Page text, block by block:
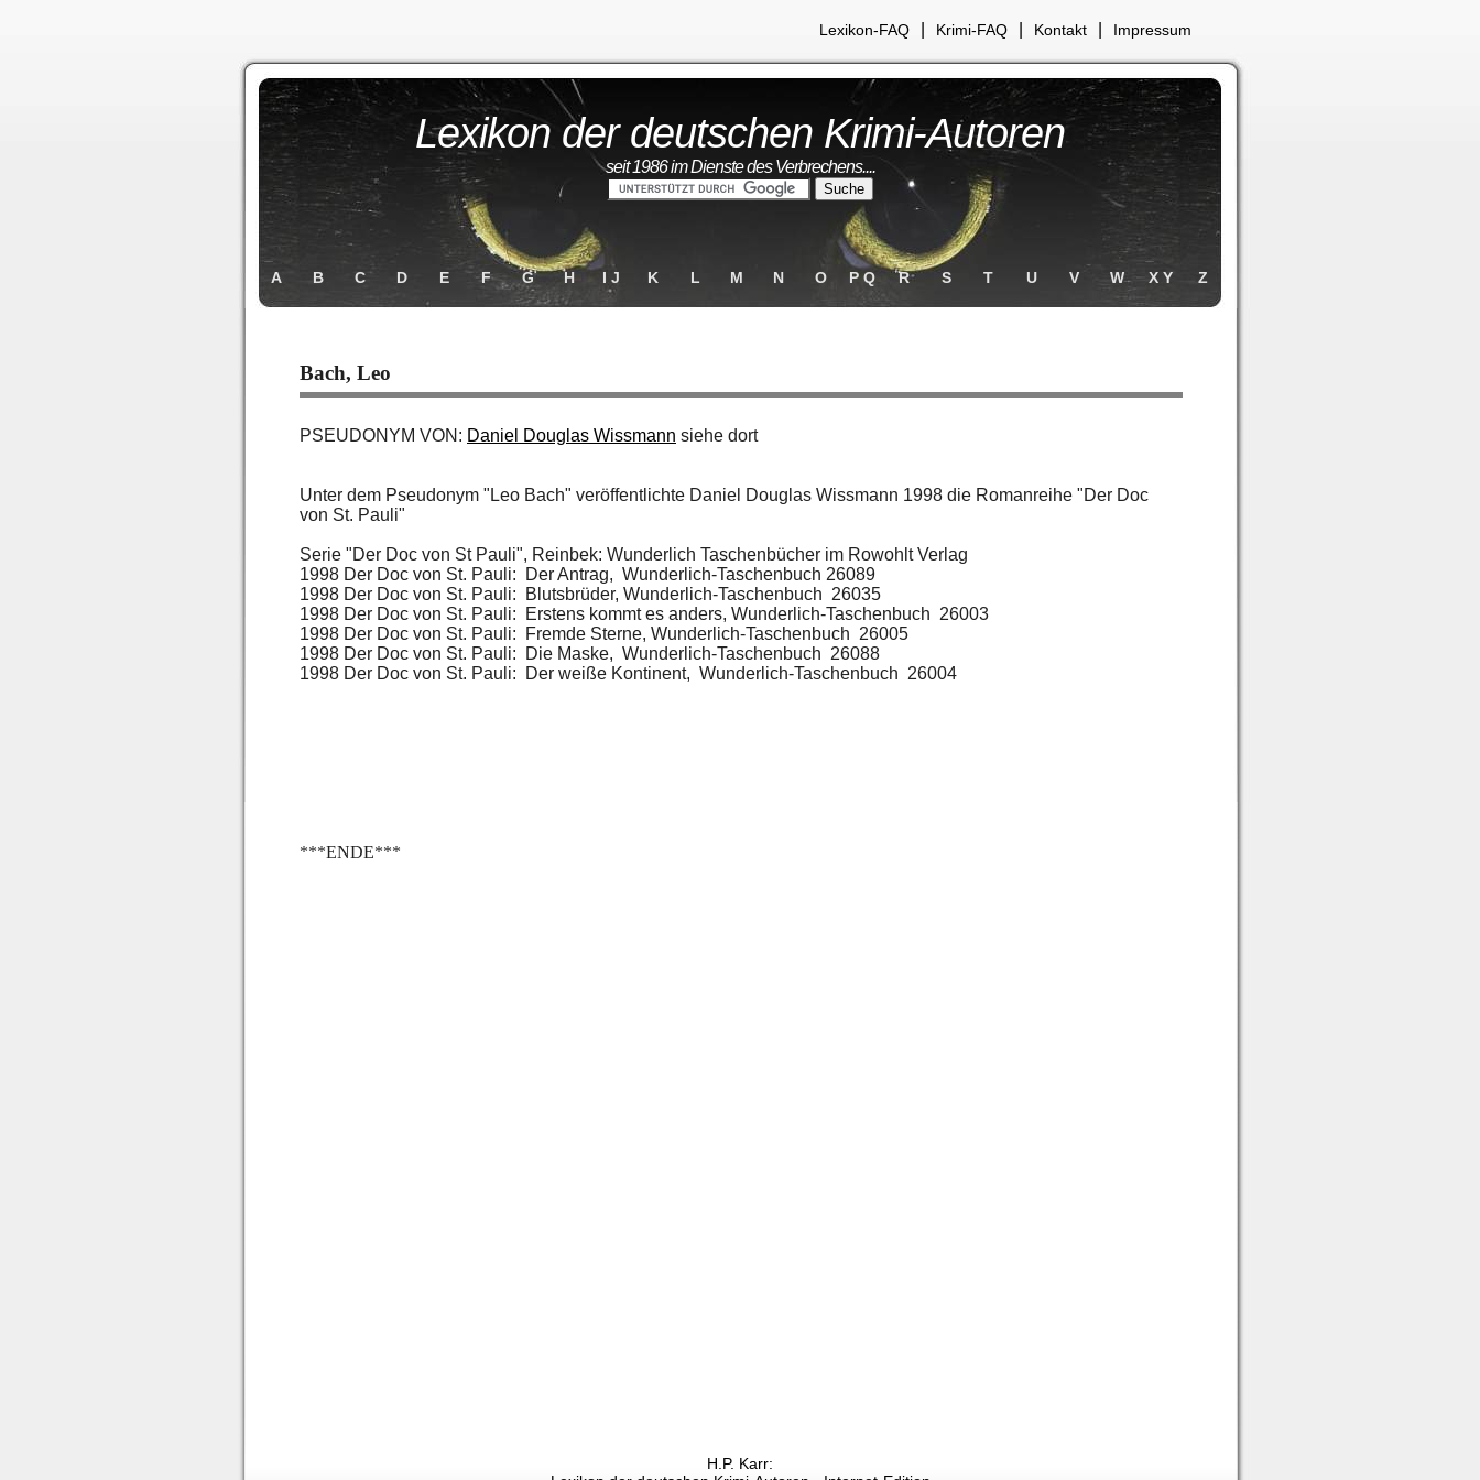
Lexikon-FAQ Krimi-FAQ Kontakt Impressum
Lexikon der deutschen Krimi-Autoren
seit 1986 im Dienste des Verbrechens....
A B C D E F G H I J K L M N O P Q R S T U V W X Y Z
Bach, Leo
PSEUDONYM VON: Daniel Douglas Wissmann siehe dort
Unter dem Pseudonym "Leo Bach" veröffentlichte Daniel Douglas Wissmann 1998 die Romanreihe "Der Doc
von St. Pauli"
Serie "Der Doc von St Pauli", Reinbek: Wunderlich Taschenbücher im Rowohlt Verlag
1998 Der Doc von St. Pauli: Der Antrag, Wunderlich-Taschenbuch 26089
1998 Der Doc von St. Pauli: Blutsbrüder, Wunderlich-Taschenbuch 26035
1998 Der Doc von St. Pauli: Erstens kommt es anders, Wunderlich-Taschenbuch 26003
1998 Der Doc von St. Pauli: Fremde Sterne, Wunderlich-Taschenbuch 26005
1998 Der Doc von St. Pauli: Die Maske, Wunderlich-Taschenbuch 26088
1998 Der Doc von St. Pauli: Der weiße Kontinent, Wunderlich-Taschenbuch 26004
***ENDE***
H.P. Karr: